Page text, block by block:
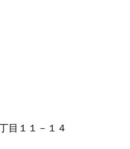
目１１－１４